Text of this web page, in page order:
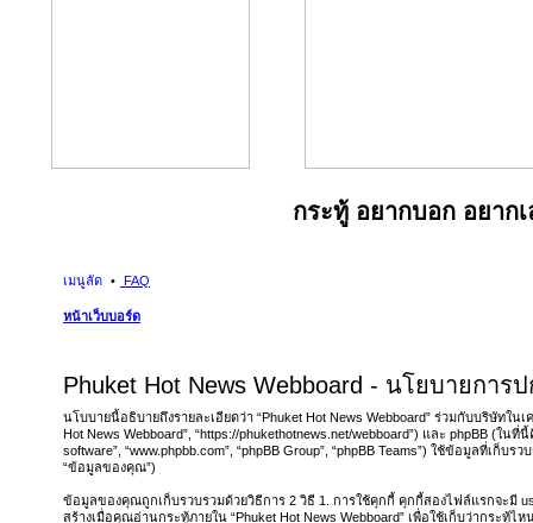
กระทู้ อยากบอก อยากเ
เมนูลัด FAQ
หน้าเว็บบอร์ด
Phuket Hot News Webboard - นโยบายการ
นโบบายนี้อธิบายถึงรายละเอียดว่า “Phuket Hot News Webboard” ร่วมกับบริษัทในเ
Hot News Webboard”, “https://phukethotnews.net/webboard”) และ phpBB (ในที่นี้
software”, “www.phpbb.com”, “phpBB Group”, “phpBB Teams”) ใช้ข้อมูลที่เก็บ
“ข้อมูลของคุณ”)
ข้อมูลของคุณถูกเก็บรวบรวมด้วยวิธีการ 2 วิธี 1. การใช้คุกกี้ คุกกี้สองไฟล์แรกจะมี
สร้างเมื่อคุณอ่านกระทู้ภายใน “Phuket Hot News Webboard” เพื่อใช้เก็บว่ากระทู้